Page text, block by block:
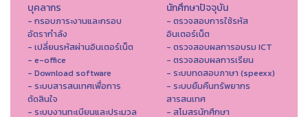
บุคลากร
- กรอบภาระงานและกรอบ
อัตรากำลัง
- เปลี่ยนรหัสผ่านอินเตอร์เน็ต
- e-office
- Download software
- ระบบสารสนเทศเพื่อการ
ตัดสินใจ
- ระบบงานทะเบียนและประมวล
นักศึกษาปัจจุบัน
- ตรวจสอบการใช้รหัส
อินเตอร์เน็ต
- ตรวจสอบผลการอบรม ICT
- ตรวจสอบผลการเรียน
- ระบบทดสอบภาษา (speexx)
- ระบบยืมคืนทรัพยากร
สารสนเทศ
- สโมสรนักศึกษา